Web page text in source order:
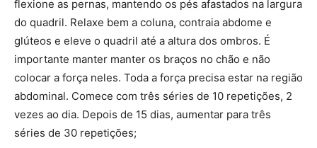
flexione as pernas, mantendo os pés afastados na largura
do quadril. Relaxe bem a coluna, contraia abdome e
glúteos e eleve o quadril até a altura dos ombros. É
importante manter manter os braços no chão e não
colocar a força neles. Toda a força precisa estar na região
abdominal. Comece com três séries de 10 repetições, 2
vezes ao dia. Depois de 15 dias, aumentar para três
séries de 30 repetições;